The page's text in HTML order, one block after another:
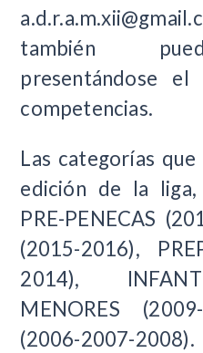
también
presentándose
competencias.
Las categorías
edición de la liga,
PRE-PENECAS
(2015-2016),
2014),
MENORES
(2006-2007-2008).